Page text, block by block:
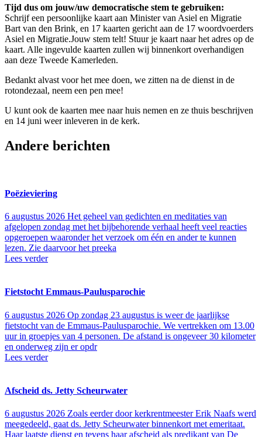
Tijd dus om jouw/uw democratische stem te gebruiken:
Schrijf een persoonlijke kaart aan Minister van Asiel en Migratie
Bart van den Brink en 17 kaarten gericht aan de 17 woordvoerders
Asiel en Migratie.Jouw stem telt! Stuur je kaart naar het adres op de
kaart. Alle ingevulde kaarten zullen wij binnenkort overhandigen
aan deze Tweede Kamerleden.
Bedankt alvast voor het mee doen, we zitten na de dienst in de
rotondezaal, neem een pen mee!
U kunt ook de kaarten mee naar huis nemen en ze thuis beschrijven
en 14 juni weer inleveren in de kerk.
Andere berichten
Poëzieviering
6 augustus 2026 Het geheel van gedichten en meditaties van
afgelopen zondag met het bijbehorende verhaal heeft veel reacties
opgeroepen waaronder het verzoek om één en ander te kunnen
lezen. Zie daarvoor het preeka
Lees verder
Fietstocht Emmaus-Paulusparochie
6 augustus 2026 Op zondag 23 augustus is weer de jaarlijkse
fietstocht van de Emmaus-Paulusparochie. We vertrekken om 13.00
uur in groepjes van 4 personen. De afstand is ongeveer 30 kilometer
en onderweg zijn er opdr
Lees verder
Afscheid ds. Jetty Scheurwater
6 augustus 2026 Zoals eerder door kerkrentmeester Erik Naafs werd
meegedeeld, gaat ds. Jetty Scheurwater binnenkort met emeritaat.
Haar laatste dienst en tevens haar afscheid als predikant van De